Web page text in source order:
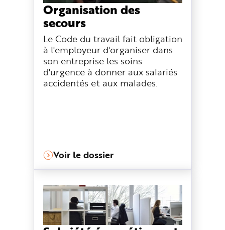
Organisation des
secours
Le Code du travail fait obligation
à l'employeur d'organiser dans
son entreprise les soins
d'urgence à donner aux salariés
accidentés et aux malades.
Voir le dossier